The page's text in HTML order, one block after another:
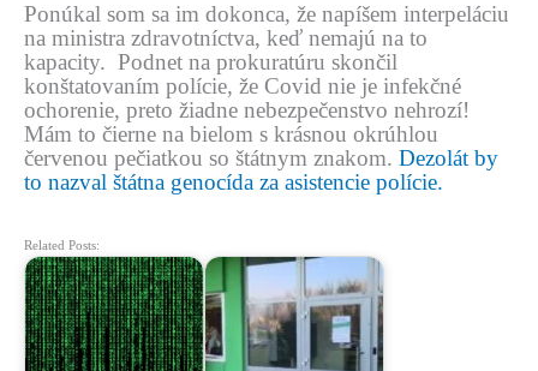
Ponúkal som sa im dokonca, že napíšem interpeláciu
na ministra zdravotníctva, keď nemajú na to
kapacity. Podnet na prokuratúru skončil
konštatovaním polície, že Covid nie je infekčné
ochorenie, preto žiadne nebezpečenstvo nehrozí!
Mám to čierne na bielom s krásnou okrúhlou
červenou pečiatkou so štátnym znakom. Dezolát by
to nazval štátna genocída za asistencie polície.
Related Posts: